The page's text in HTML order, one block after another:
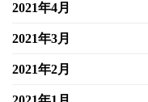
2021年4月
2021年3月
2021年2月